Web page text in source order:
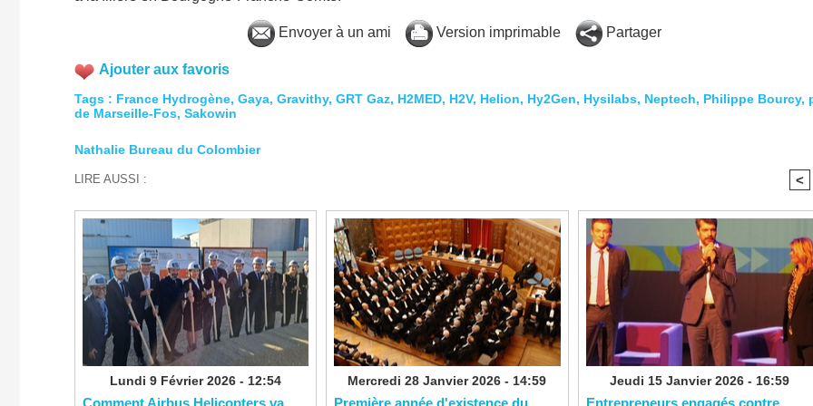
Envoyer à un ami Version imprimable Partager
Ajouter aux favoris
Tags: France Hydrogène, Gaya, Gravithy, GRT Gaz, H2MED, H2V, Helion, Hy2Gen, Hysilabs, Neptech, Philippe Bourcy,
de Marseille-Fos, Sakowin
Nathalie Bureau du Colombier
LIRE AUSSI : <
Lundi 9 Février 2026 - 12:54
Comment Airbus Helicopters va
Mercredi 28 Janvier 2026 - 14:59
​Première année d'existence du
Jeudi 15 Janvier 2026 - 16:59
Entrepreneurs engagés contre